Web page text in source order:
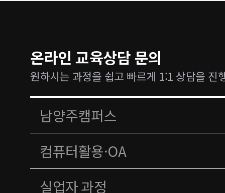
온라인 교육상담 문의
원하시는 과정을 쉽고 빠르게 1:1 상담을 진